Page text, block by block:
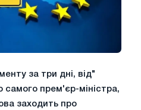
за три дні, від"
самого прем'єр-міністра,
заходить про